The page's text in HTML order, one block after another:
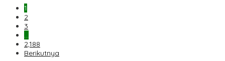
1
2
3
…
2,188
Berikutnya